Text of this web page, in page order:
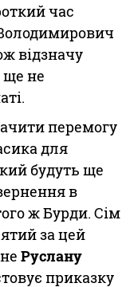
час
відзначу
не
перемогу
для
будуть ще
в
ж Бурди. Сім
за цей
Руслану
приказку